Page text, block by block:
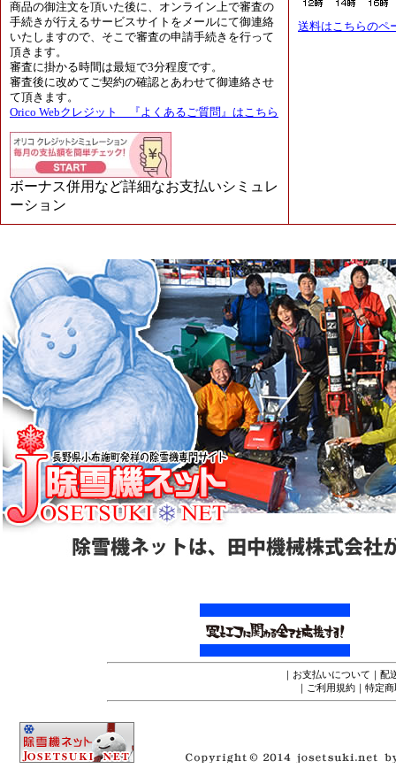
商品の御注文を頂いた後に、オンライン上で審査の
手続きが行えるサービスサイトをメールにて御連絡
いたしますので、そこで審査の申請手続きを行って
頂きます。
審査に掛かる時間は最短で3分程度です。
審査後に改めてご契約の確認とあわせて御連絡させ
て頂きます。
Orico Webクレジット 『よくあるご質問』はこちら
ボーナス併用など詳細なお支払いシミュレ
ーション
送料はこちらのペ
｜ お支払いについて ｜ 配
｜ ご利用規約 ｜ 特定